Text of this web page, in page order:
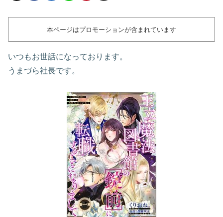
本ページはプロモーションが含まれています
いつもお世話になっております。
うまづら社長です。